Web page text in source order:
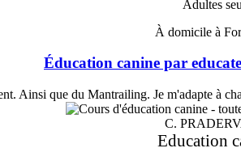
Adultes
À domicile à
Éducation canine par
Ainsi que du Mantrailing. Je m'adapte à
C.
Education